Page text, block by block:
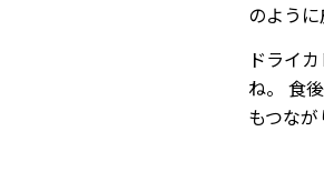
のよう
ドライ
ね。 食
もつなが